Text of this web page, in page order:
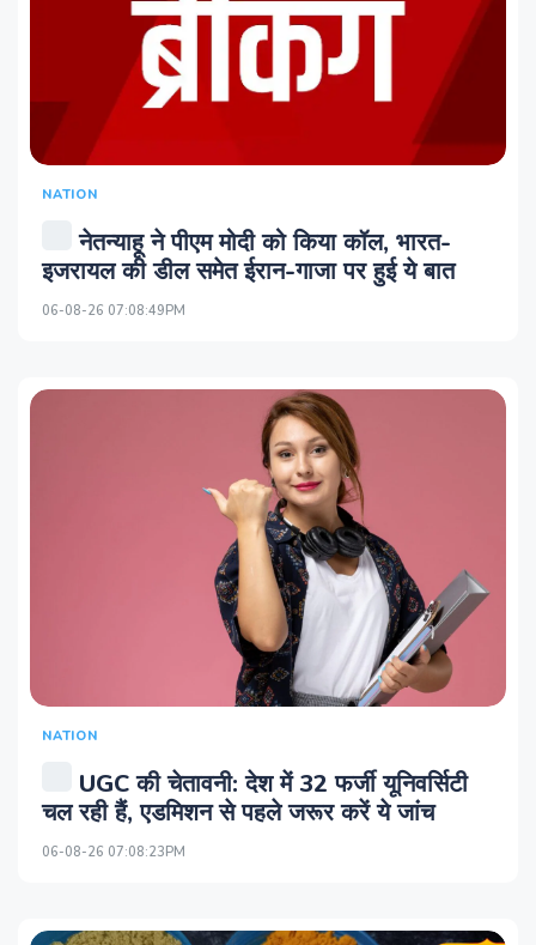
NATION
नेतन्याहू ने पीएम मोदी को किया कॉल, भारत-
इजरायल की डील समेत ईरान-गाजा पर हुई ये बात
06-08-26 07:08:49PM
NATION
UGC की चेतावनी: देश में 32 फर्जी यूनिवर्सिटी
चल रही हैं, एडमिशन से पहले जरूर करें ये जांच
06-08-26 07:08:23PM